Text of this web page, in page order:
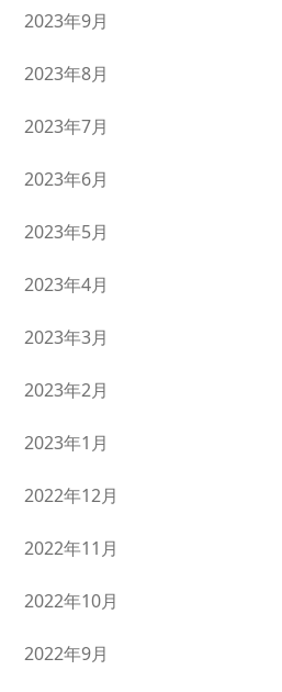
2023年9月
2023年8月
2023年7月
2023年6月
2023年5月
2023年4月
2023年3月
2023年2月
2023年1月
2022年12月
2022年11月
2022年10月
2022年9月